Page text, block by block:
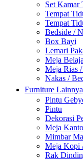
Set Kamar
Tempat
Tempat
Bedside /
Box Bayi
Lemari
Meja
Meja Rias
Nakas /
Furniture Lainnya
Pintu
Pintu
Dekorasi
Meja
Mimbar
Meja Kopi
Rak